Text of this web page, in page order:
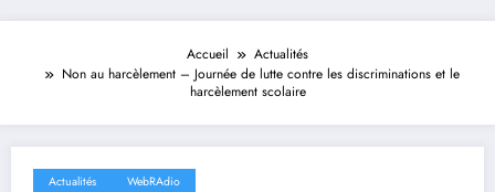
Accueil
Actualités
Non au harcèlement – Journée de lutte contre les discriminations et le
harcèlement scolaire
Actualités WebRAdio